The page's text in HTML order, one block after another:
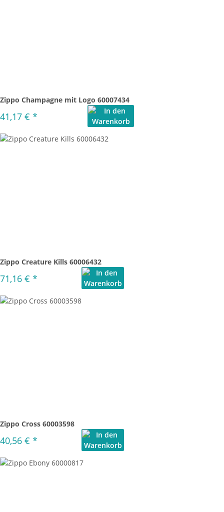
Zippo Champagne mit Logo 60007434
41,17 € *
Zippo Creature Kills 60006432
71,16 € *
Zippo Cross 60003598
40,56 € *